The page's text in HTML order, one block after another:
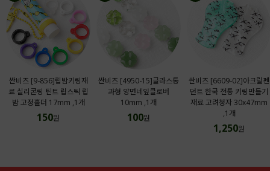
싼비즈 [9-856]립밤키링재
료 실리콘링 틴트 립스틱 립
밤 고정홀더 17mm ,1개
150원
싼비즈 [4950-15]글라스통
과형 양면네잎클로버
10mm ,1개
100원
싼비즈 [6609-02]아크릴펜
던트 한국 전통 키링만들기
재료 고려청자 30x47mm
,1개
1,250원